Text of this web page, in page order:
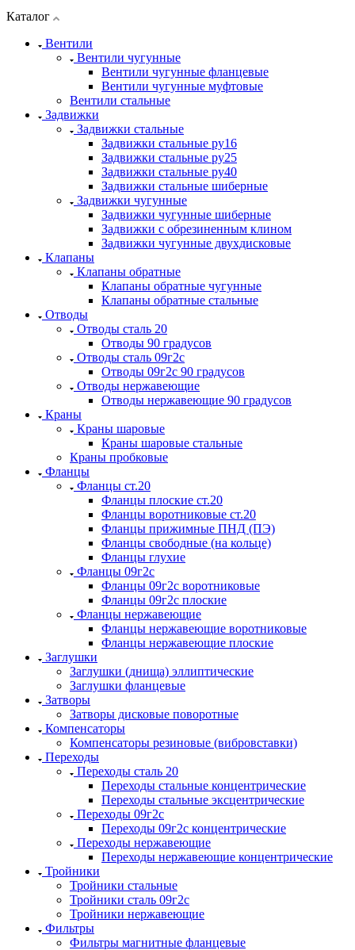
Каталог
Вентили
Вентили чугунные
Вентили чугунные фланцевые
Вентили чугунные муфтовые
Вентили стальные
Задвижки
Задвижки стальные
Задвижки стальные ру16
Задвижки стальные ру25
Задвижки стальные ру40
Задвижки стальные шиберные
Задвижки чугунные
Задвижки чугунные шиберные
Задвижки с обрезиненным клином
Задвижки чугунные двухдисковые
Клапаны
Клапаны обратные
Клапаны обратные чугунные
Клапаны обратные стальные
Отводы
Отводы сталь 20
Отводы 90 градусов
Отводы сталь 09г2с
Отводы 09г2с 90 градусов
Отводы нержавеющие
Отводы нержавеющие 90 градусов
Краны
Краны шаровые
Краны шаровые стальные
Краны пробковые
Фланцы
Фланцы ст.20
Фланцы плоские ст.20
Фланцы воротниковые ст.20
Фланцы прижимные ПНД (ПЭ)
Фланцы свободные (на кольце)
Фланцы глухие
Фланцы 09г2с
Фланцы 09г2с воротниковые
Фланцы 09г2с плоские
Фланцы нержавеющие
Фланцы нержавеющие воротниковые
Фланцы нержавеющие плоские
Заглушки
Заглушки (днища) эллиптические
Заглушки фланцевые
Затворы
Затворы дисковые поворотные
Компенсаторы
Компенсаторы резиновые (вибровставки)
Переходы
Переходы сталь 20
Переходы стальные концентрические
Переходы стальные эксцентрические
Переходы 09г2с
Переходы 09г2с концентрические
Переходы нержавеющие
Переходы нержавеющие концентрические
Тройники
Тройники стальные
Тройники сталь 09г2с
Тройники нержавеющие
Фильтры
Фильтры магнитные фланцевые